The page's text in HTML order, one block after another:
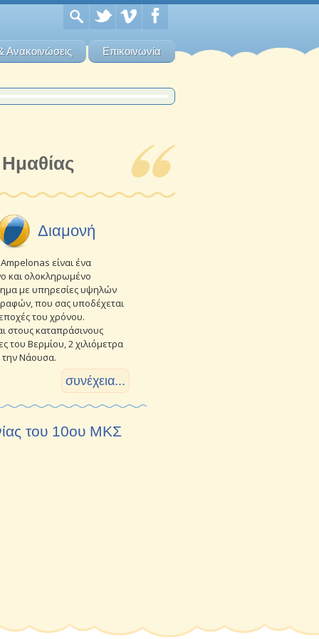
Ανακοινώσεις Επικοινωνία
Διαμονή
είναι ένα
και ολοκληρωμένο
με υπηρεσίες υψηλών
που σας υποδέχεται
του χρόνου.
στους καταπράσινους
του Βερμίου, 2 χιλιόμετρα
Νάουσα.
συνέχεια...
του 10ου ΜΚΣ